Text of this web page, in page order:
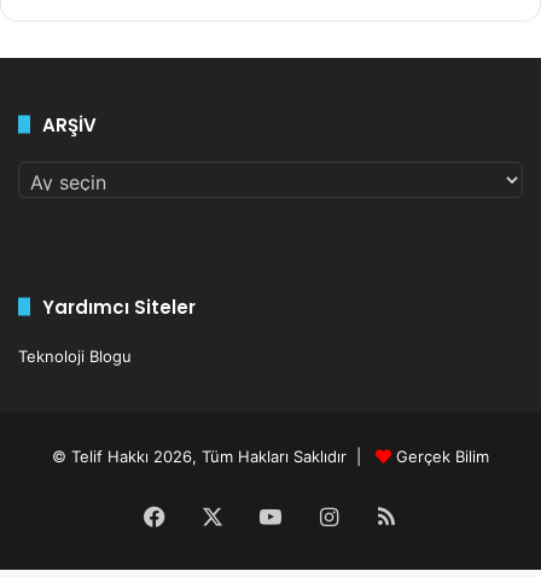
ARŞİV
ARŞİV
Yardımcı Siteler
Teknoloji Blogu
© Telif Hakkı 2026, Tüm Hakları Saklıdır | Gerçek Bilim
Facebook YouTubeInstagram